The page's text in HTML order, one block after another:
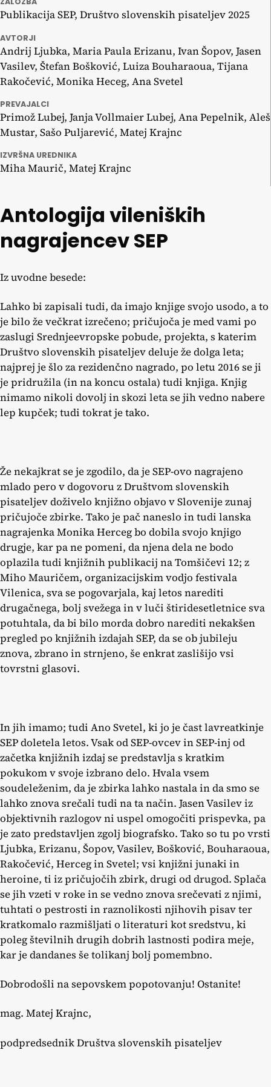
Publikacija SEP, Društvo slovenskih pisateljev 2025
AVTORJI
Andrij Ljubka, Maria Paula Erizanu, Ivan Šopov, Jasen
Vasilev, Štefan Bošković, Luiza Bouharaoua, Tijana
Rakočević, Monika Heceg, Ana Svetel
PREVAJALCI
Primož Lubej, Janja Vollmaier Lubej, Ana Pepelnik, Aleš
Mustar, Sašo Puljarević, Matej Krajnc
IZVRŠNA UREDNIKA
Miha Maurič, Matej Krajnc
Antologija vileniških
nagrajencev SEP
Iz uvodne besede:
Lahko bi zapisali tudi, da imajo knjige svojo usodo, a to
je bilo že večkrat izrečeno; pričujoča je med vami po
zaslugi Srednjeevropske pobude, projekta, s katerim
Društvo slovenskih pisateljev deluje že dolga leta;
najprej je šlo za rezidenčno nagrado, po letu 2016 se ji
je pridružila (in na koncu ostala) tudi knjiga. Knjig
nimamo nikoli dovolj in skozi leta se jih vedno nabere
lep kupček; tudi tokrat je tako.
Že nekajkrat se je zgodilo, da je SEP-ovo nagrajeno
mlado pero v dogovoru z Društvom slovenskih
pisateljev doživelo knjižno objavo v Slovenije zunaj
pričujoče zbirke. Tako je pač naneslo in tudi lanska
nagrajenka Monika Herceg bo dobila svojo knjigo
drugje, kar pa ne pomeni, da njena dela ne bodo
oplazila tudi knjižnih publikacij na Tomšičevi 12; z
Miho Mauričem, organizacijskim vodjo festivala
Vilenica, sva se pogovarjala, kaj letos narediti
drugačnega, bolj svežega in v luči štiridesetletnice sva
potuhtala, da bi bilo morda dobro narediti nekakšen
pregled po knjižnih izdajah SEP, da se ob jubileju
znova, zbrano in strnjeno, še enkrat zaslišijo vsi
tovrstni glasovi.
In jih imamo; tudi Ano Svetel, ki jo je čast lavreatkinje
SEP doletela letos. Vsak od SEP-ovcev in SEP-inj od
začetka knjižnih izdaj se predstavlja s kratkim
pokukom v svoje izbrano delo. Hvala vsem
soudeleženim, da je zbirka lahko nastala in da smo se
lahko znova srečali tudi na ta način. Jasen Vasilev iz
objektivnih razlogov ni uspel omogočiti prispevka, pa
je zato predstavljen zgolj biografsko. Tako so tu po vrsti
Ljubka, Erizanu, Šopov, Vasilev, Bošković, Bouharaoua,
Rakočević, Herceg in Svetel; vsi knjižni junaki in
heroine, ti iz pričujočih zbirk, drugi od drugod. Splača
se jih vzeti v roke in se vedno znova srečevati z njimi,
tuhtati o pestrosti in raznolikosti njihovih pisav ter
kratkomalo razmišljati o literaturi kot sredstvu, ki
poleg številnih drugih dobrih lastnosti podira meje,
kar je dandanes še tolikanj bolj pomembno.
Dobrodošli na sepovskem popotovanju! Ostanite!
mag. Matej Krajnc,
podpredsednik Društva slovenskih pisateljev